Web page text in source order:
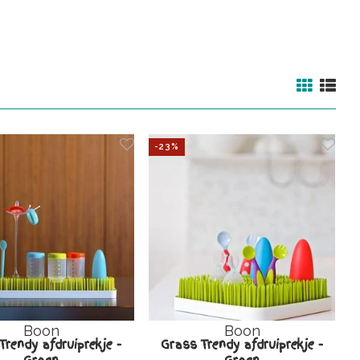
Boon
afdruiprekje -
-23%
Boon
Grass Trendy afdruiprekje -